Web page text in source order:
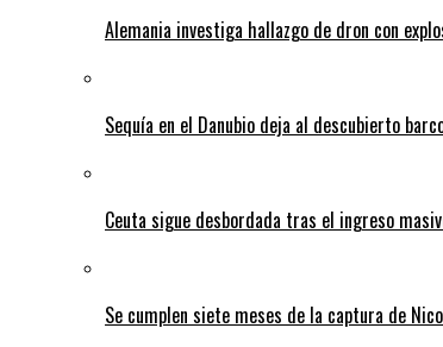
Alemania investiga hallazgo de dron con
Sequía en el Danubio deja al descubierto
Ceuta sigue desbordada tras el ingreso
Se cumplen siete meses de la captura de